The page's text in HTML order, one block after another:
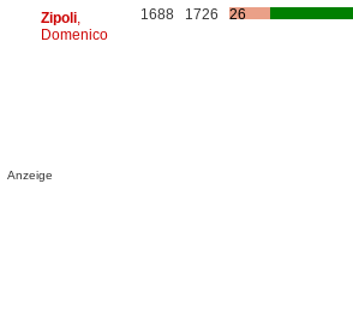
Zipoli,
Domenico
1688 1726 26
Anzeige